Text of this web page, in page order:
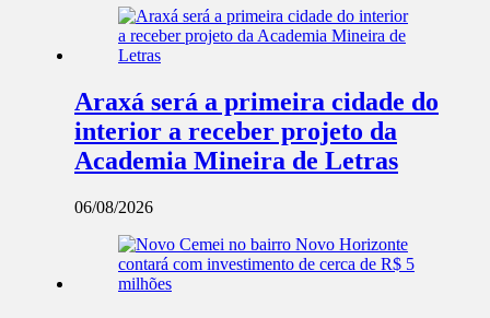
Araxá será a primeira cidade do
interior a receber projeto da
Academia Mineira de Letras
06/08/2026